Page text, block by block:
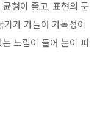
형이 좋고, 표현의 문
가 가늘어 가독성이
느낌이 들어 눈이 피